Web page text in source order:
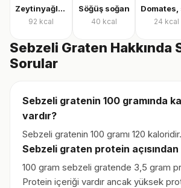
Zeytinyağlı çalı fasulyesi
92 kcal
Söğüş soğan
40 kcal 24 kcal
Sebzeli Graten Hakkında
Sorular
Sebzeli gratenin 100 gramında
vardır?
Sebzeli gratenin 100 gramı 120 kaloridir.
Sebzeli graten protein
100 gram sebzeli gratende 3,5 gram
Protein içeriği vardır ancak yüksek